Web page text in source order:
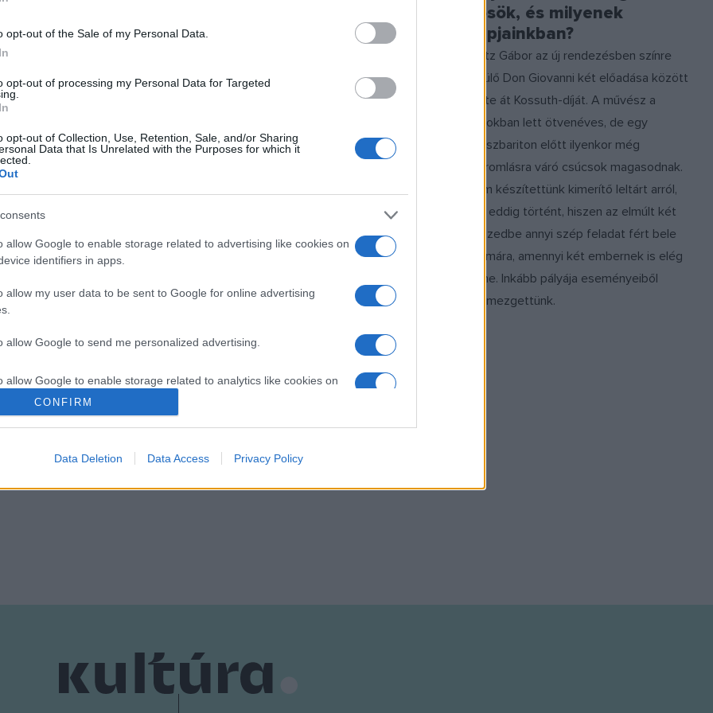
opt-out of the Sale of my Personal Data.
opt-out of processing my Personal Data for Targeted
opt-out of Collection, Use, Retention, Sale, and/or Sharing
Data that Is Unrelated with the Purposes for which it
allow Google to enable storage related to advertising like cookies on
identifiers in apps.
allow my user data to be sent to Google for online advertising
allow Google to send me personalized advertising.
allow Google to enable storage related to analytics like cookies on
identifiers in apps.
allow Google to enable storage related to functionality of the website
CONFIRM
Data Deletion Data Access Privacy Policy
Színházban
első tervek szerint alakul, a
Színház egyidős lenne a
a mai Erkel
szétesése, aztán
az egész 20. század.
A Kossuth-díjas Bretz Gábor
én a Magyar Állami Operaház
Muszorgszkij Borisz Godunov című
ősváltozatban először hangzik el
Tóth András állítja színpadra, a Magyar
Állami Operaház Zenekarát, Énekkarát és
Gyermekkarát Alan Buribayev vezényli.
hősök, és milyenek
napjainkban?
Bretz Gábor az új rendezésben színre
kerülő Don Giovanni két előadása között
vette át Kossuth-díját. A művész a
napokban lett ötvenéves, de egy
basszbariton előtt ilyenkor még
ostromlásra váró csúcsok magasodnak.
Nem készítettünk kimerítő leltárt arról,
ami eddig történt, hiszen az elmúlt két
évtizedbe annyi szép feladat fért bele
számára, amennyi két embernek is elég
lenne. Inkább pályája eseményeiből
szemezgettünk.